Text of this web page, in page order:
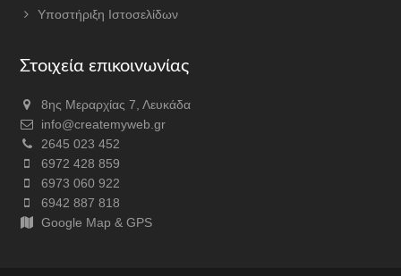
Υποστήριξη Ιστοσελίδων
Στοιχεία επικοινωνίας
8ης Μεραρχίας 7, Λευκάδα
info@createmyweb.gr
2645 023 452
6972 428 859
6973 060 922
6942 887 818
Google Map & GPS